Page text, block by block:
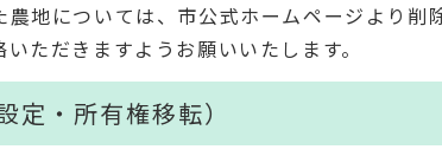
地については、市公式ホームページより削
ただきますようお願いいたします。
定・所有権移転）